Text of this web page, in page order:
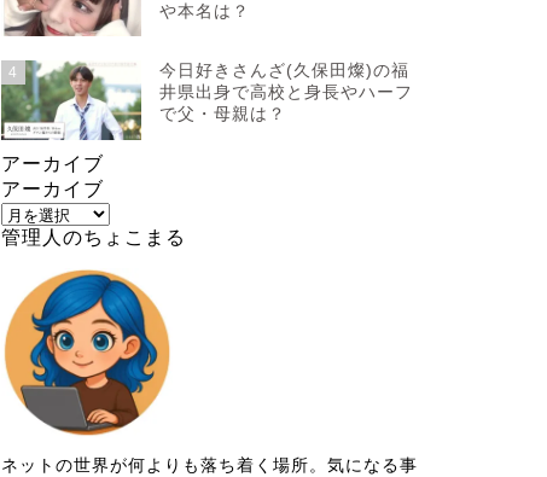
や本名は？
4
今日好きさんざ(久保田燦)の福
井県出身で高校と身長やハーフ
で父・母親は？
アーカイブ
アーカイブ
管理人のちょこまる
ネットの世界が何よりも落ち着く場所。気になる事